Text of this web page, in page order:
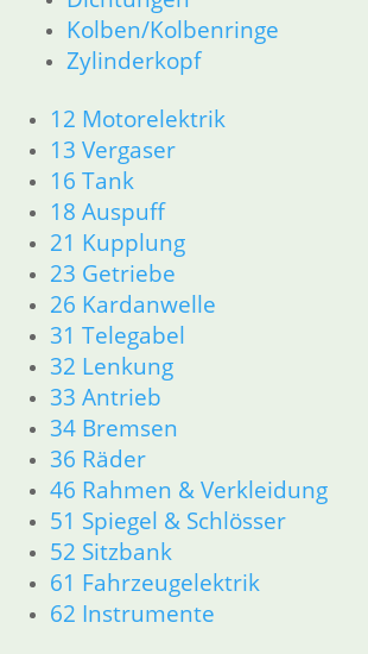
Kolben/Kolbenringe
Zylinderkopf
12 Motorelektrik
13 Vergaser
16 Tank
18 Auspuff
21 Kupplung
23 Getriebe
26 Kardanwelle
31 Telegabel
32 Lenkung
33 Antrieb
34 Bremsen
36 Räder
46 Rahmen & Verkleidung
51 Spiegel & Schlösser
52 Sitzbank
61 Fahrzeugelektrik
62 Instrumente
51 Spiegel & Schlösser
61 Fahrzeugelektrik
62 Instrumente
R50 R69/S
11 Motor
Dichtungen
Zylinderkopf
12 Motorelektrik
13 Vergaser
16 Tank
18 Auspuff
21 Kupplung
23 Getriebe
26 Kardanwelle
31 Telegabel
32 Lenkung
33 Antrieb
34 Bremsen
36 Räder
46 Rahmen & Verkleidung
51 Spiegel & Schlösser
61 Fahrzeugelektrik